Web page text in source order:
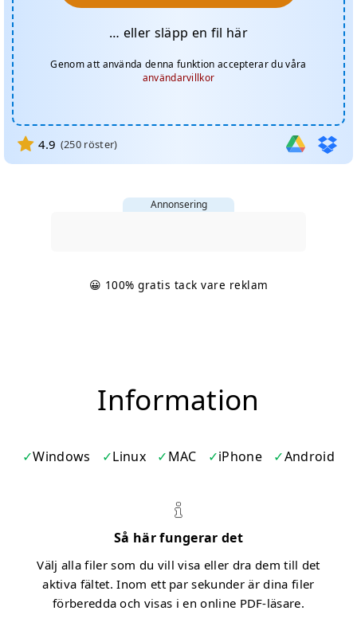
… eller släpp en fil här
Genom att använda denna funktion accepterar du våra
användarvillkor
4.9 (250 röster)
Annonsering
😀 100% gratis tack vare reklam
Information
Windows Linux MAC iPhone Android
Så här fungerar det
Välj alla filer som du vill visa eller dra dem till det
aktiva fältet. Inom ett par sekunder är dina filer
förberedda och visas i en online PDF-läsare.